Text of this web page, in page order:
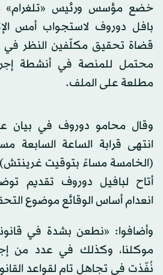
خضع مؤسس ورئيس «تلغرام»
بافل دوروف لاستجواب أمس
قضاة تحقيق مكلّفين النظر
محتمل للمنصة في أنشطة
مطلعة على الملف.
وقال محامو دوروف في بيان
انتهى قرابة الساعة السابعة
(الخامسة مساءً بتوقيت غرينتش)
أتاح لبافيل دوروف تقديم
انعدام أساس الوقائع موضوع
وأضافوا: «نطعن بشدة في
موكلنا، وكذلك في عدد من
نُفّذت في تجاهل تام لقواعد